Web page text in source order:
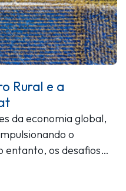
Rural e a
da economia global,
o
entanto, os desafios…